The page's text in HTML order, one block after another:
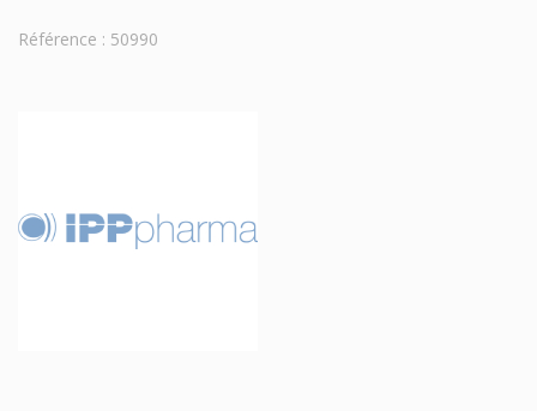
Référence : 50990